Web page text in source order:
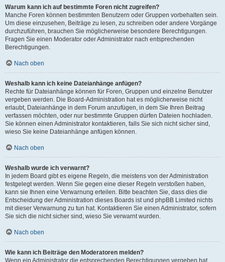
Warum kann ich auf bestimmte Foren nicht zugreifen?
Manche Foren können bestimmten Benutzern oder Gruppen vorbehalten sein.
Um diese einzusehen, Beiträge zu lesen, zu schreiben oder andere Vorgänge
durchzuführen, brauchen Sie möglicherweise besondere Berechtigungen.
Fragen Sie einen Moderator oder Administrator nach entsprechenden
Berechtigungen.
Nach oben
Weshalb kann ich keine Dateianhänge anfügen?
Rechte für Dateianhänge können für Foren, Gruppen und einzelne Benutzer
vergeben werden. Die Board-Administration hat es möglicherweise nicht
erlaubt, Dateianhänge in dem Forum anzufügen, in dem Sie Ihren Beitrag
verfassen möchten, oder nur bestimmte Gruppen dürfen Dateien hochladen.
Sie können einen Administrator kontaktieren, falls Sie sich nicht sicher sind,
wieso Sie keine Dateianhänge anfügen können.
Nach oben
Weshalb wurde ich verwarnt?
In jedem Board gibt es eigene Regeln, die meistens von der Administration
festgelegt werden. Wenn Sie gegen eine dieser Regeln verstoßen haben,
kann sie Ihnen eine Verwarnung erteilen. Bitte beachten Sie, dass dies die
Entscheidung der Administration dieses Boards ist und phpBB Limited nichts
mit dieser Verwarnung zu tun hat. Kontaktieren Sie einen Administrator, sofern
Sie sich die nicht sicher sind, wieso Sie verwarnt wurden.
Nach oben
Wie kann ich Beiträge den Moderatoren melden?
Wenn ein Administrator die entsprechenden Berechtigungen vergeben hat,